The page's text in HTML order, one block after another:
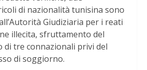
di nazionalità tunisina sono
Giudiziaria per i reati
illecita, sfruttamento del
di tre connazionali privi del
di soggiorno.